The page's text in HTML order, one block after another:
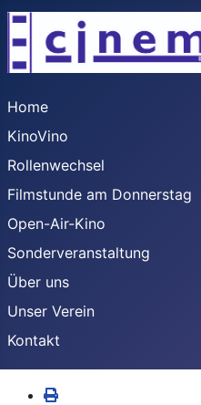
Home
KinoVino
Rollenwechsel
Filmstunde am Donnerstag
Open-Air-Kino
Sonderveranstaltung
Über uns
Unser Verein
Kontakt